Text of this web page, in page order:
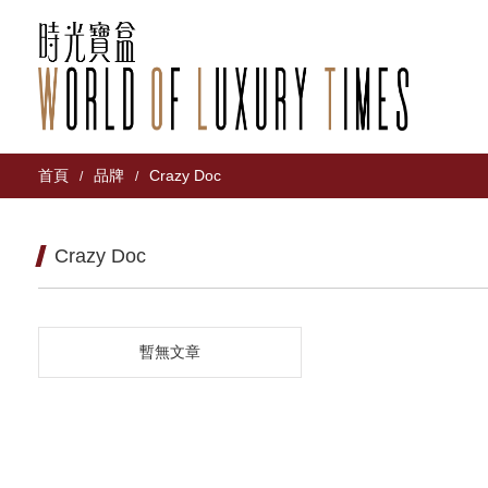
首頁 / 品牌 / Crazy Doc
Crazy Doc
暫無文章